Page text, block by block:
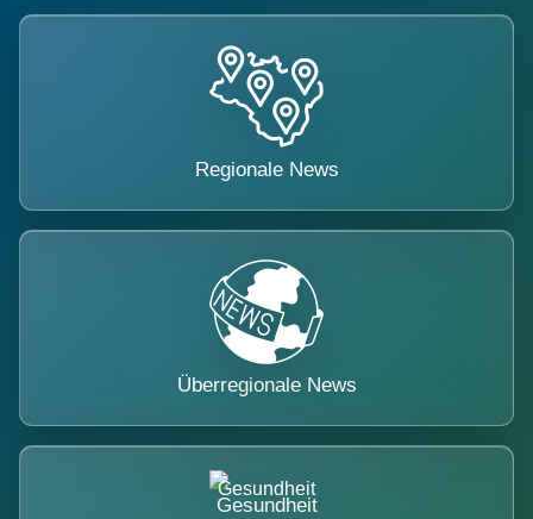
Regionale News
Überregionale News
Gesundheit